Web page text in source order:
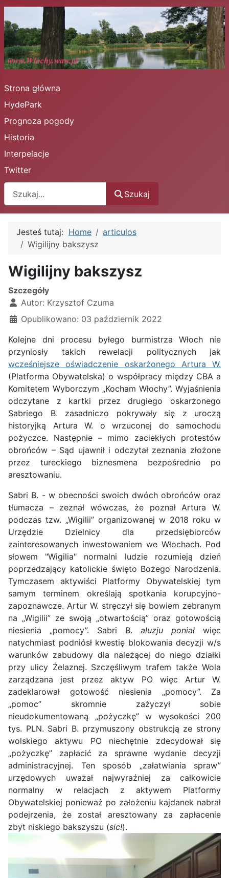
Strona główna
HydePark
Prognoza pogody
Historia
Interpelacje
Twitter
Szukaj
Jesteś tutaj: Home
articulos
Wigilijny bakszysz
Wigilijny bakszysz
Szczegóły
Autor: Krzysztof Czuma
Opublikowano: 03 październik 2022
Kolejne dni procesu byłego burmistrza Włoch nie
przyniosły takich rewelacji politycznych jak
wcześniejsze oświadczenie oskarżonego Artura W.
(Platforma Obywatelska) o współpracy między CBA a
Komitetem Wyborczym „Kocham Włochy”. Wyjaśnienia
odczytane z kartki przez drugiego oskarżonego
Sabriego B. zasadniczo pokrywały się z uroczą
historyjką Artura W. o wrzuconej do samochodu
pożyczce. Następnie – mimo zaciekłych protestów
obrońców – Sąd ujawnił i odczytał zeznania złożone
przez tureckiego biznesmena bezpośrednio po
aresztowaniu.
Sabri B. - w obecności swoich dwóch obrońców oraz
tłumacza – zeznał wówczas, że poznał Artura W.
podczas tzw. „Wigilii” organizowanej w 2018 roku w
Urzędzie Dzielnicy dla przedsiębiorców
zainteresowanych inwestowaniem we Włochach. Pod
słowem "Wigilia" normalni ludzie rozumieją dzień
poprzedzający katolickie święto Bożego Narodzenia.
Tymczasem aktywiści Platformy Obywatelskiej tym
samym terminem określają spotkania korupcyjno-
zapoznawcze. Artur W. stręczył się bowiem zebranym
na „Wigilii” ze swoją „otwartością” oraz gotowością
niesienia „pomocy”. Sabri B. aluzju poniałwięc
natychmiast podniósł kwestię blokowania decyzji w/s
warunków zabudowy dla należącej do niego działki
przy ulicy Żelaznej. Szczęśliwym trafem także Wola
zarządzana jest przez aktyw PO więc Artur W.
zadeklarował gotowość niesienia „pomocy”. Za
„pomoc” skromnie zażyczył sobie
nieudokumentowaną „pożyczkę” w wysokości 200
tys. PLN. Sabri B. przymuszony obstrukcją ze strony
wolskiego aktywu PO niechętnie zdecydował się
„pożyczkę” zapłacić za sprawne wydanie decyzji
administracyjnej. Ten sposób „załatwiania spraw”
urzędowych uważał najwyraźniej za całkowicie
normalny w relacjach z aktywem Platformy
Obywatelskiej ponieważ po założeniu kajdanek nabrał
podejrzenia, że został aresztowany za zapłacenie
zbyt niskiego bakszyszu (sic!).